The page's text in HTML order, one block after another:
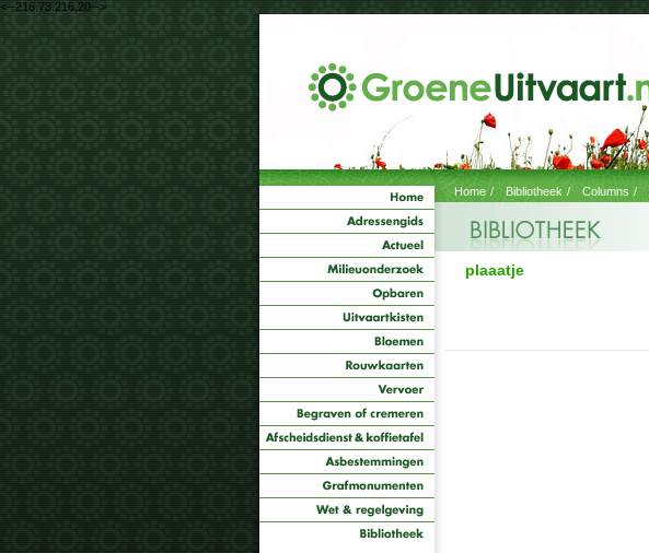
<--216.73.216.20-->
Home / Bibliotheek / Columns /
plaaatje